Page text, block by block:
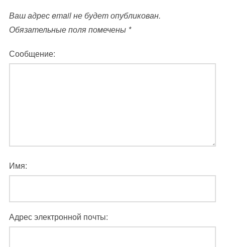
Ваш адрес email не будет опубликован.
Обязательные поля помечены *
Сообщение:
Имя:
Адрес электронной почты: